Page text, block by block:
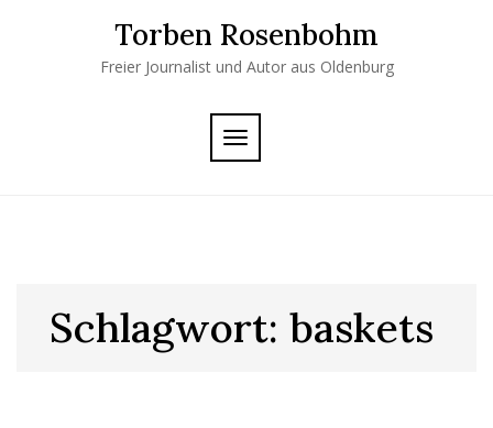
Torben Rosenbohm
Freier Journalist und Autor aus Oldenburg
TOGGLE
NAVIGATION
Schlagwort: baskets